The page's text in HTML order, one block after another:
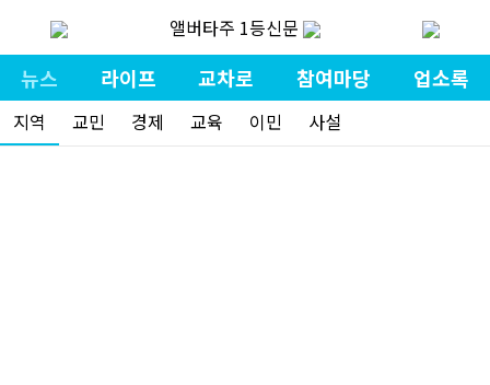
앨버타주 1등신문
뉴스 라이프 교차로 참여마당 업소록
지역 교민 경제 교육 이민 사설